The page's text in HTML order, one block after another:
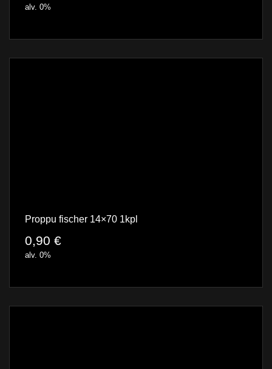
alv. 0%
Proppu fischer 14×70 1kpl
0,90 €
alv. 0%